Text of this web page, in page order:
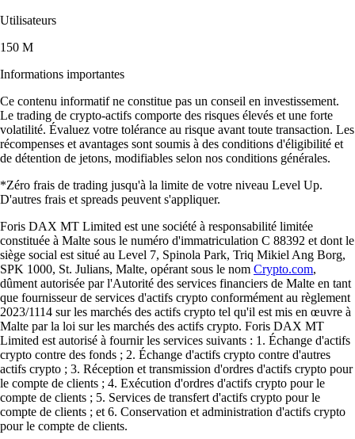
Utilisateurs
150 M
Informations importantes
Ce contenu informatif ne constitue pas un conseil en investissement.
Le trading de crypto-actifs comporte des risques élevés et une forte
volatilité. Évaluez votre tolérance au risque avant toute transaction. Les
récompenses et avantages sont soumis à des conditions d'éligibilité et
de détention de jetons, modifiables selon nos conditions générales.
*Zéro frais de trading jusqu'à la limite de votre niveau Level Up.
D'autres frais et spreads peuvent s'appliquer.
Foris DAX MT Limited est une société à responsabilité limitée
constituée à Malte sous le numéro d'immatriculation C 88392 et dont le
siège social est situé au Level 7, Spinola Park, Triq Mikiel Ang Borg,
SPK 1000, St. Julians, Malte, opérant sous le nom Crypto.com,
dûment autorisée par l'Autorité des services financiers de Malte en tant
que fournisseur de services d'actifs crypto conformément au règlement
2023/1114 sur les marchés des actifs crypto tel qu'il est mis en œuvre à
Malte par la loi sur les marchés des actifs crypto. Foris DAX MT
Limited est autorisé à fournir les services suivants : 1. Échange d'actifs
crypto contre des fonds ; 2. Échange d'actifs crypto contre d'autres
actifs crypto ; 3. Réception et transmission d'ordres d'actifs crypto pour
le compte de clients ; 4. Exécution d'ordres d'actifs crypto pour le
compte de clients ; 5. Services de transfert d'actifs crypto pour le
compte de clients ; et 6. Conservation et administration d'actifs crypto
pour le compte de clients.